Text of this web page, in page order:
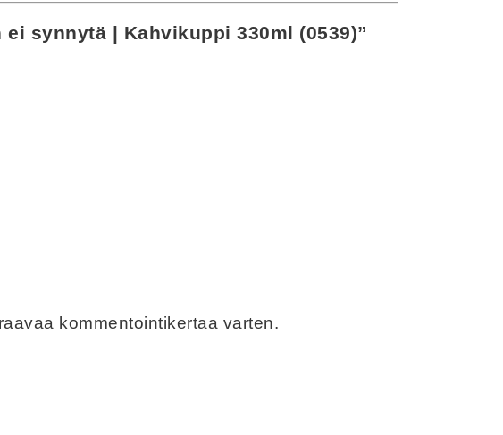
synnytä | Kahvikuppi 330ml (0539)”
kommentointikertaa varten.